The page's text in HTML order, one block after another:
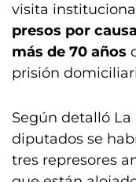
visita
presos por
más de 70 años
prisión
Según detalló
diputados se
tres represores